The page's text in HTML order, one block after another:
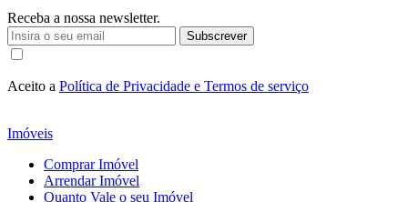
Receba a nossa newsletter.
Subscrever
Aceito a Política de Privacidade e Termos de serviço
Imóveis
Comprar Imóvel
Arrendar Imóvel
Quanto Vale o seu Imóvel